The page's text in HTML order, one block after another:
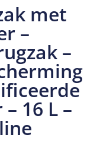
met
–
–
16 L –